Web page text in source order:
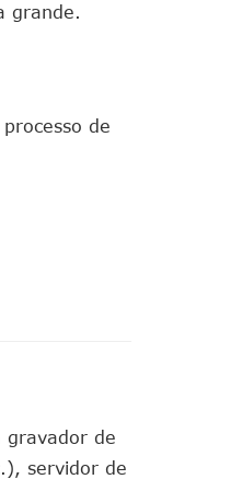
grande.
de
gravador de
servidor de